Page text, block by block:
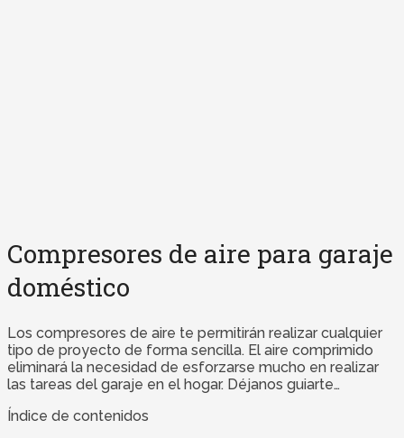
Compresores de aire para garaje
doméstico
Los compresores de aire te permitirán realizar cualquier
tipo de proyecto de forma sencilla. El aire comprimido
eliminará la necesidad de esforzarse mucho en realizar
las tareas del garaje en el hogar. Déjanos guiarte…
Índice de contenidos